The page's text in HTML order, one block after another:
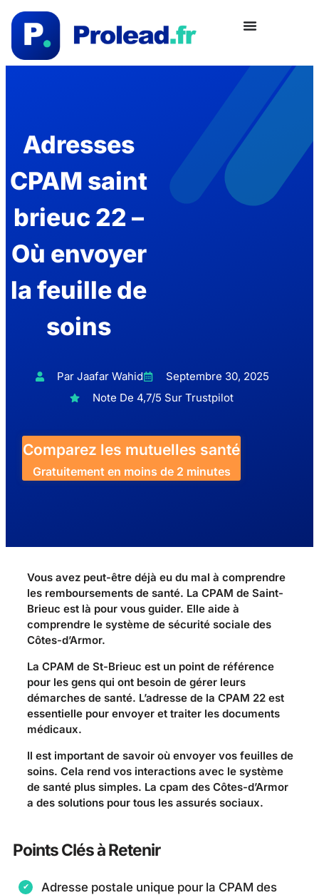
Adresses
CPAM saint
brieuc 22 –
Où envoyer
la feuille de
soins
Par Jaafar Wahid
Septembre 30, 2025
Note De 4,7/5 Sur Trustpilot
Comparez les mutuelles santé
Gratuitement en moins de 2 minutes
Vous avez peut-être déjà eu du mal à comprendre
les remboursements de santé. La CPAM de Saint-
Brieuc est là pour vous guider. Elle aide à
comprendre le système de sécurité sociale des
Côtes-d’Armor.
La CPAM de St-Brieuc est un point de référence
pour les gens qui ont besoin de gérer leurs
démarches de santé. L’adresse de la CPAM 22 est
essentielle pour envoyer et traiter les documents
médicaux.
Il est important de savoir où envoyer vos feuilles de
soins. Cela rend vos interactions avec le système
de santé plus simples. La cpam des Côtes-d’Armor
a des solutions pour tous les assurés sociaux.
Points Clés à Retenir
Adresse postale unique pour la CPAM des